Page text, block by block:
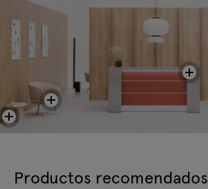
Productos recomendados